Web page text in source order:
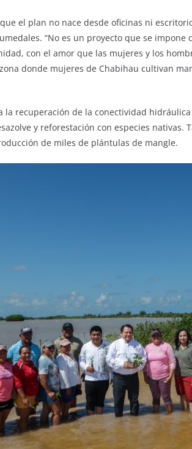
el plan no nace desde oficinas ni
“No es un proyecto que se
con el amor que las mujeres y los
donde mujeres de Chabihau cultivan
la recuperación de la conectividad
y reforestación con especies nativas.
de miles de plántulas de mangle.